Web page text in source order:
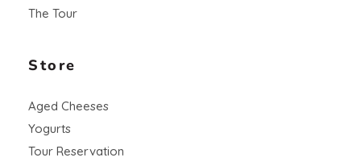
The Tour
Store
Aged Cheeses
Yogurts
Tour Reservation